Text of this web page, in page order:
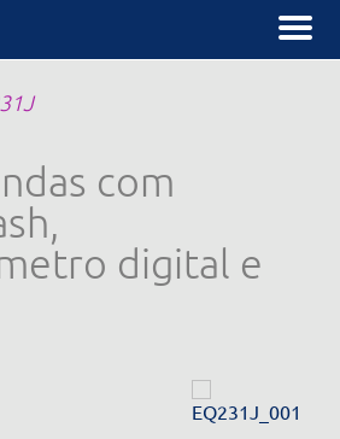
com
digital e